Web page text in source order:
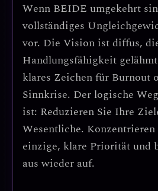
Wenn BEIDE umgekehrt
vollständiges
vor. Die Vision ist diffus,
Handlungsfähigkeit
klares Zeichen für Burnout
Sinnkrise. Der logische
ist: Reduzieren Sie Ihre
Wesentliche.
einzige, klare Priorität und
aus wieder auf.